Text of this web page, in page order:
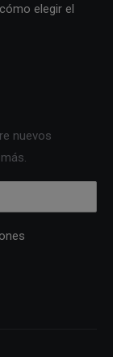
elegir el
nuevos